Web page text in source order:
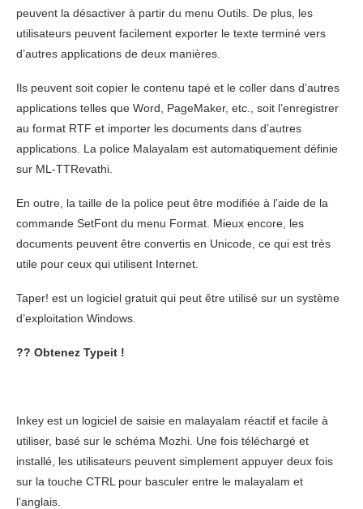
peuvent la désactiver à partir du menu Outils. De plus, les
utilisateurs peuvent facilement exporter le texte terminé vers
d’autres applications de deux manières.
Ils peuvent soit copier le contenu tapé et le coller dans d’autres
applications telles que Word, PageMaker, etc., soit l’enregistrer
au format RTF et importer les documents dans d’autres
applications. La police Malayalam est automatiquement définie
sur ML-TTRevathi.
En outre, la taille de la police peut être modifiée à l’aide de la
commande SetFont du menu Format. Mieux encore, les
documents peuvent être convertis en Unicode, ce qui est très
utile pour ceux qui utilisent Internet.
Taper! est un logiciel gratuit qui peut être utilisé sur un système
d’exploitation Windows.
?? Obtenez Typeit !
Inkey est un logiciel de saisie en malayalam réactif et facile à
utiliser, basé sur le schéma Mozhi. Une fois téléchargé et
installé, les utilisateurs peuvent simplement appuyer deux fois
sur la touche CTRL pour basculer entre le malayalam et
l’anglais.